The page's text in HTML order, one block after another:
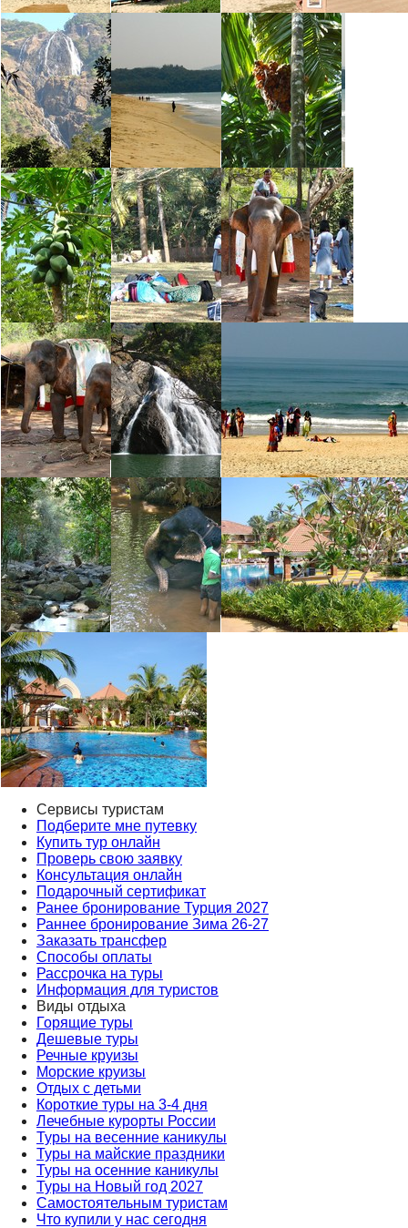
Сервисы туристам
Подберите мне путевку
Купить тур онлайн
Проверь свою заявку
Консультация онлайн
Подарочный сертификат
Ранее бронирование Турция 2027
Раннее бронирование Зима 26-27
Заказать трансфер
Способы оплаты
Рассрочка на туры
Информация для туристов
Виды отдыха
Горящие туры
Дешевые туры
Речные круизы
Морские круизы
Отдых с детьми
Короткие туры на 3-4 дня
Лечебные курорты России
Туры на весенние каникулы
Туры на майские праздники
Туры на осенние каникулы
Туры на Новый год 2027
Самостоятельным туристам
Что купили у нас сегодня